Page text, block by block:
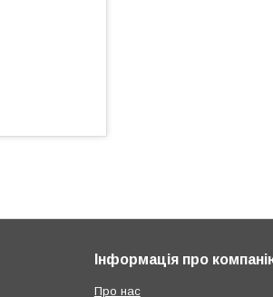
Інформація про
Про нас